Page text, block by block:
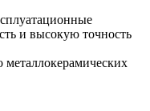
и высокую точность
металлокерамических